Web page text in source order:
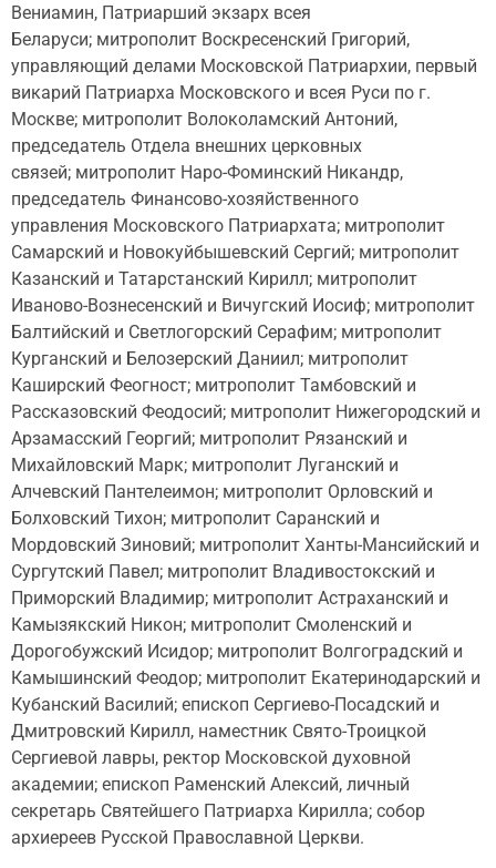
Вениамин, Патриарший экзарх всея
Беларуси; митрополит Воскресенский Григорий,
управляющий делами Московской Патриархии, первый
викарий Патриарха Московского и всея Руси по г.
Москве; митрополит Волоколамский Антоний,
председатель Отдела внешних церковных
связей; митрополит Наро-Фоминский Никандр,
председатель Финансово-хозяйственного
управления Московского Патриархата; митрополит
Самарский и Новокуйбышевский Сергий; митрополит
Казанский и Татарстанский Кирилл; митрополит
Иваново-Вознесенский и Вичугский Иосиф; митрополит
Балтийский и Светлогорский Серафим; митрополит
Курганский и Белозерский Даниил; митрополит
Каширский Феогност; митрополит Тамбовский и
Рассказовский Феодосий; митрополит Нижегородский и
Арзамасский Георгий; митрополит Рязанский и
Михайловский Марк; митрополит Луганский и
Алчевский Пантелеимон; митрополит Орловский и
Болховский Тихон; митрополит Саранский и
Мордовский Зиновий; митрополит Ханты-Мансийский и
Сургутский Павел; митрополит Владивостокский и
Приморский Владимир; митрополит Астраханский и
Камызякский Никон; митрополит Смоленский и
Дорогобужский Исидор; митрополит Волгоградский и
Камышинский Феодор; митрополит Екатеринодарский и
Кубанский Василий; eпископ Сергиево-Посадский и
Дмитровский Кирилл, наместник Свято-Троицкой
Сергиевой лавры, ректор Московской духовной
академии; епископ Раменский Алексий, личный
секретарь Святейшего Патриарха Кирилла; собор
архиереев Русской Православной Церкви.